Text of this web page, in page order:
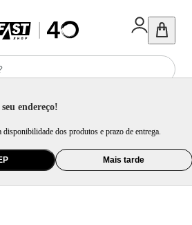
endereço!
dos produtos e prazo de entrega.
Mais tarde